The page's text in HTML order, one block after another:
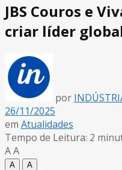
JBS Couros e
criar líder
por
26/11/2025
em Atualidades
Tempo de Leitura: 2
AA
A
A